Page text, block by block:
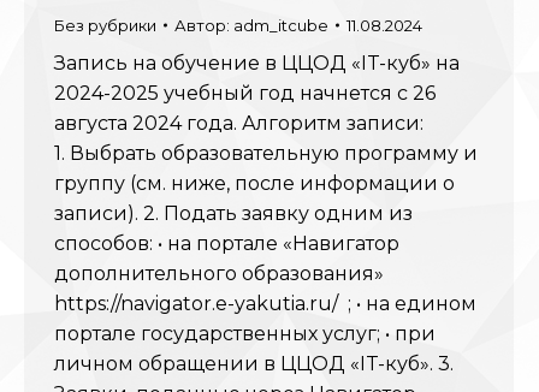
Без рубрики Автор: adm_itcube 11.08.2024
Запись на обучение в ЦЦОД «IT-куб» на
2024-2025 учебный год начнется с 26
августа 2024 года. Алгоритм записи:
1. Выбрать образовательную программу и
группу (см. ниже, после информации о
записи). 2. Подать заявку одним из
способов: • на портале «Навигатор
дополнительного образования»
https://navigator.e-yakutia.ru/ ; • на едином
портале государственных услуг; • при
личном обращении в ЦЦОД «IT-куб». 3.